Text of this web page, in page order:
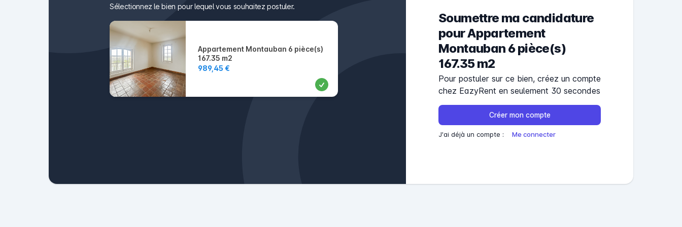
Sélectionnez le bien pour lequel vous souhaitez postuler.
Appartement Montauban 6 pièce(s)
167.35 m2
989,45 €
Soumettre ma candidature
pourAppartement
Montauban 6 pièce(s)
167.35 m2
Pour postuler sur ce bien, créez un compte
chez EazyRent en seulement 30 secondes
Créer mon compte
J'ai déjà un compte : Me connecter